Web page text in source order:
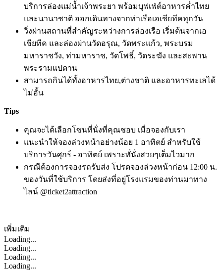
บริการล่องแม่น้ำเจ้าพระยา พร้อมบุฟเฟ่ต์อาหารค่ำไทย
และนานาชาติ ออกเดินทางจากท่าเรือเอเชียทีคทุกวัน
วิ่งผ่านสถานที่สำคัญระหว่างการล่องเรือ เริ่มต้นจากเอ
เชียทีค และล่องผ่านวัดอรุณ, วัดพระแก้ว, พระบรม
มหาราชวัง, ท่ามหาราช, วัดโพธิ์, วัดระฆัง และสะพาน
พระรามแปดาน
สามารถกินได้ทั้งอาหารไทย,ต่างชาติ และอาหารทะเลได้
ไม่อั้น
Tips
คุณจะได้เลือกโซนที่นั่งที่คุณชอบ เมื่อจองกับเรา
แนะนำให้จองล่วงหน้าอย่างน้อย 1 อาทิตย์ สำหรับใช้
บริการวันศุกร์ - อาทิตย์ เพราะทั่นั่งสวยๆเต็มไวมาก
กรณีต้องการจองรถรับส่ง โปรดจองล่วงหน้าก่อน 12:00 น.
ของวันที่ใช้บริการ โดยส่งที่อยู่โรงแรมของท่านมาทาง
ไลน์ @ticket2attraction
เพิ่มเติม
Loading...
Loading...
Loading...
Loading...